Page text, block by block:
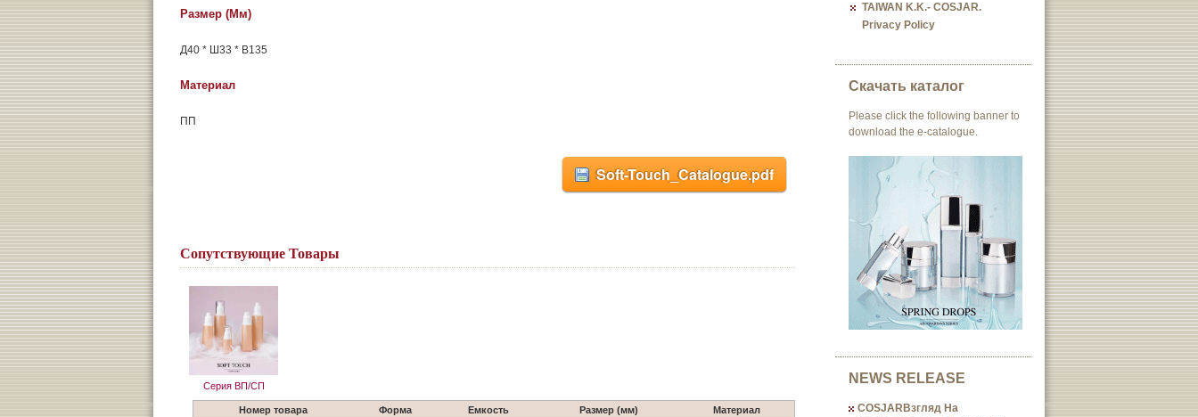
Размер (мм)
Д40 * Ш33 * В135
Материал
ПП
Soft-Touch_Catalogue.pdf
Сопутствующие Товары
Серия ВП/СП
Номер товара Форма Емкость Размер (мм)
Материал
TAIWAN K.K.- COSJAR.
Privacy Policy
Скачать каталог
Please click the following banner to
download the e-catalogue.
NEWS RELEASE
COSJARВзгляд На